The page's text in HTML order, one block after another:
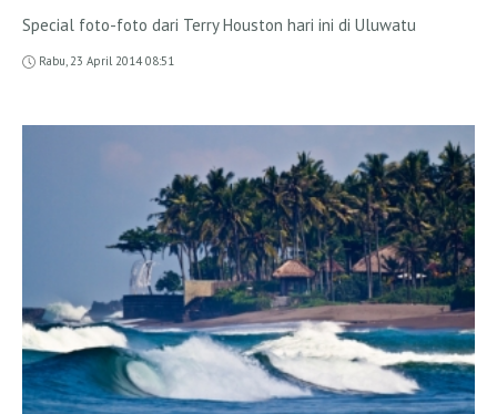
Special foto-foto dari Terry Houston hari ini di Uluwatu
Rabu, 23 April 2014 08:51